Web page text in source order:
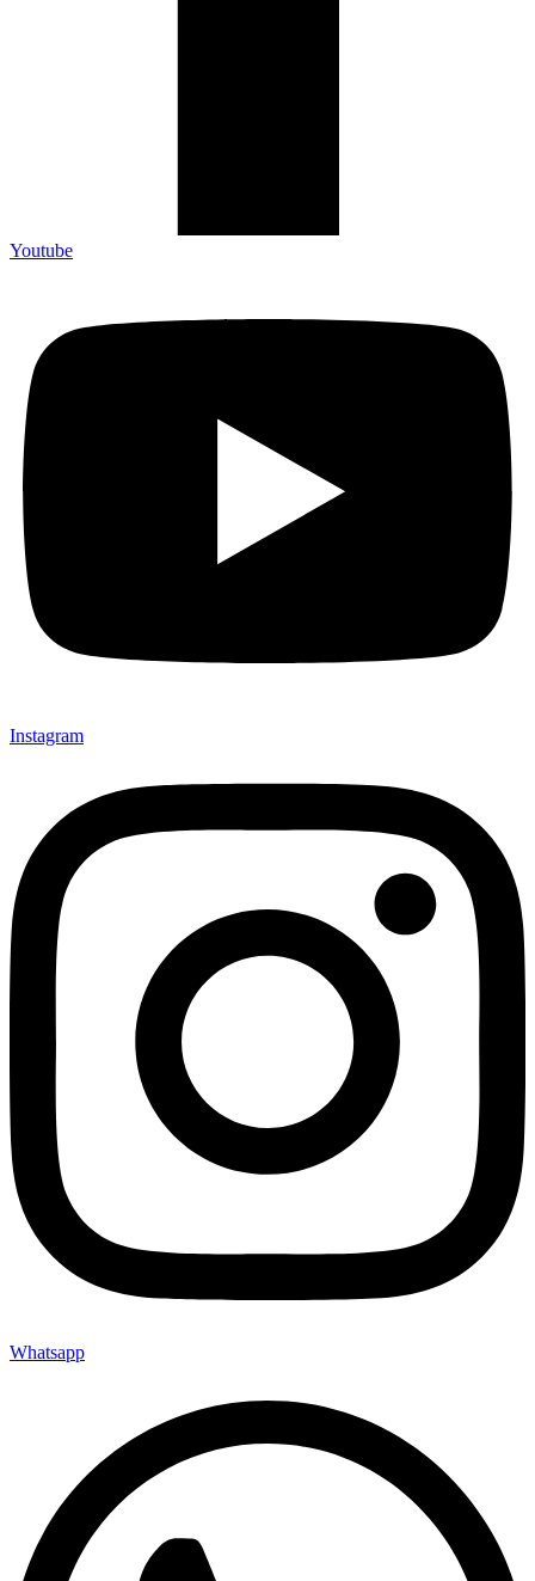
Youtube
Instagram
Whatsapp